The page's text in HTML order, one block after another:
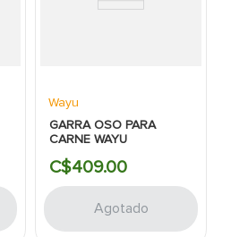
Wayu
GARRA OSO PARA
CARNE WAYU
C$409.00
Agotado